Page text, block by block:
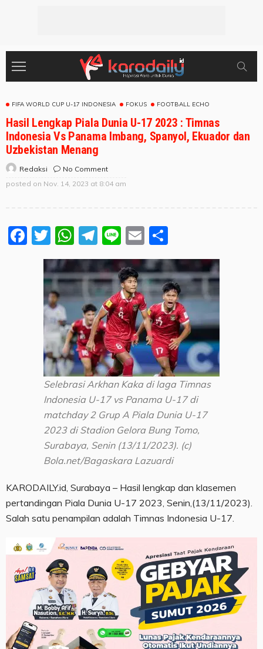
FIFA WORLD CUP U-17 INDONESIA FOKUS FOOTBALL ECHO
Hasil Lengkap Piala Dunia U-17 2023 : Timnas
Indonesia Vs Panama Imbang, Spanyol, Ekuador dan
Uzbekistan Menang
Redaksi
No Comment
posted on Nov. 14, 2023 at 8:04 am
Facebook
Twitter
WhatsApp
Telegram
LineEmail
Selebrasi Arkhan Kaka di laga Timnas
Indonesia U-17 vs Panama U-17 di
matchday 2 Grup A Piala Dunia U-17
2023 di Stadion Gelora Bung Tomo,
Surabaya, Senin (13/11/2023). (c)
Bola.net/Bagaskara Lazuardi
KARODAILY.id, Surabaya – Hasil lengkap dan klasemen
pertandingan Piala Dunia U-17 2023, Senin,(13/11/2023).
Salah satu penampilan adalah Timnas Indonesia U-17.